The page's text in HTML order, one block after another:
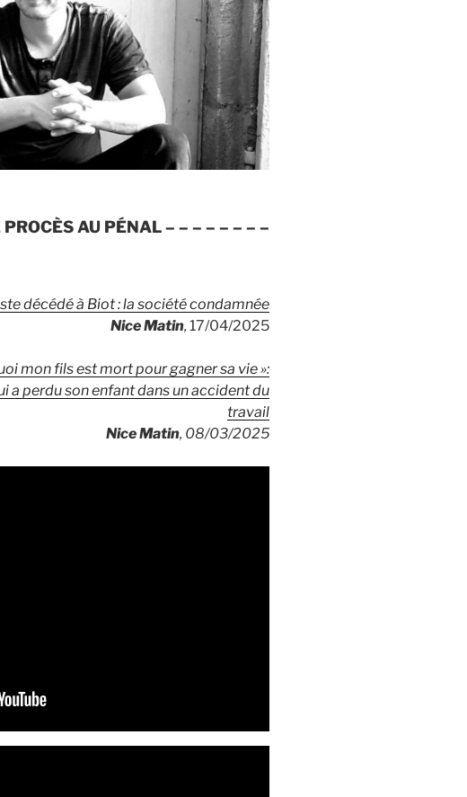
PROCÈS AU PÉNAL– – – – – – – –
décédé à Biot : la société condamnée
Nice Matin, 17/04/2025
mon fils est mort pour gagner sa vie »:
a perdu son enfant dans un accident du
travail
Nice Matin, 08/03/2025